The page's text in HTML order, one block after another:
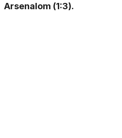
Arsenalom (1:3).